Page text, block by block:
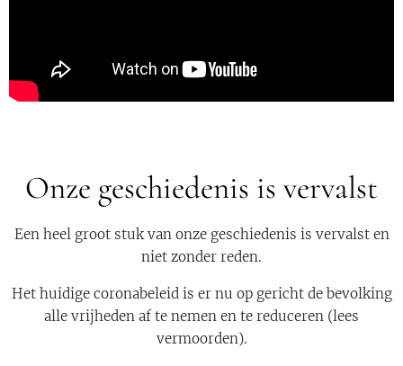
Onze geschiedenis is vervalst
Een heel groot stuk van onze geschiedenis is vervalst en
niet zonder reden.
Het huidige coronabeleid is er nu op gericht de bevolking
alle vrijheden af te nemen en te reduceren (lees
vermoorden).